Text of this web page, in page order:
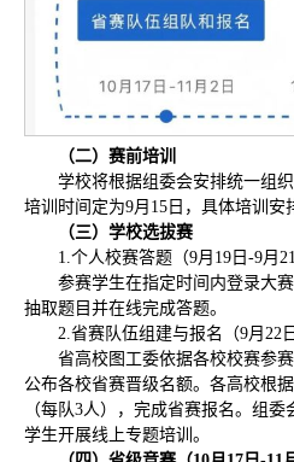
（二）赛前培训
学校将根据组委会安排统一组
培训时间定为9月15日，具体培训安
（三）学校选拔赛
1.个人校赛答题（9月19日-9月21
参赛学生在指定时间内登录大
抽取题目并在线完成答题。
2.省赛队伍组建与报名（9月22
省高校图工委依据各校校赛参
公布各校省赛晋级名额。各高校根
（每队3人），完成省赛报名。组
学生开展线上专题培训。